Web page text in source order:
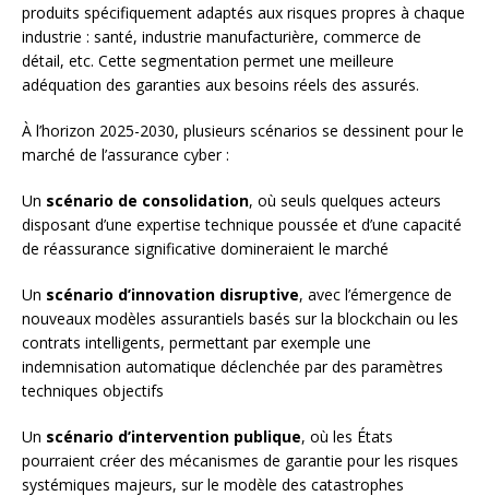
produits spécifiquement adaptés aux risques propres à chaque
industrie : santé, industrie manufacturière, commerce de
détail, etc. Cette segmentation permet une meilleure
adéquation des garanties aux besoins réels des assurés.
À l’horizon 2025-2030, plusieurs scénarios se dessinent pour le
marché de l’assurance cyber :
Un scénario de consolidation, où seuls quelques acteurs
disposant d’une expertise technique poussée et d’une capacité
de réassurance significative domineraient le marché
Un scénario d’innovation disruptive, avec l’émergence de
nouveaux modèles assurantiels basés sur la blockchain ou les
contrats intelligents, permettant par exemple une
indemnisation automatique déclenchée par des paramètres
techniques objectifs
Un scénario d’intervention publique, où les États
pourraient créer des mécanismes de garantie pour les risques
systémiques majeurs, sur le modèle des catastrophes